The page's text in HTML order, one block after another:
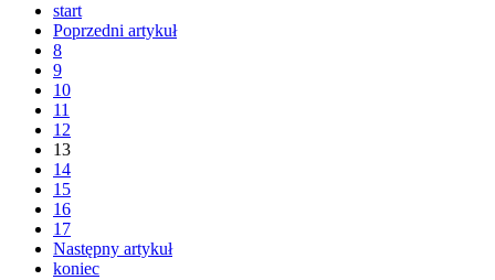
start
Poprzedni artykuł
8
9
10
11
12
13
14
15
16
17
Następny artykuł
koniec